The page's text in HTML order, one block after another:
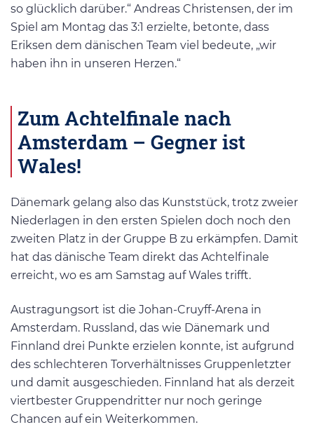
so glücklich darüber.“ Andreas Christensen, der im
Spiel am Montag das 3:1 erzielte, betonte, dass
Eriksen dem dänischen Team viel bedeute, „wir
haben ihn in unseren Herzen.“
Zum Achtelfinale nach
Amsterdam – Gegner ist
Wales!
Dänemark gelang also das Kunststück, trotz zweier
Niederlagen in den ersten Spielen doch noch den
zweiten Platz in der Gruppe B zu erkämpfen. Damit
hat das dänische Team direkt das Achtelfinale
erreicht, wo es am Samstag auf Wales trifft.
Austragungsort ist die Johan-Cruyff-Arena in
Amsterdam. Russland, das wie Dänemark und
Finnland drei Punkte erzielen konnte, ist aufgrund
des schlechteren Torverhältnisses Gruppenletzter
und damit ausgeschieden. Finnland hat als derzeit
viertbester Gruppendritter nur noch geringe
Chancen auf ein Weiterkommen.